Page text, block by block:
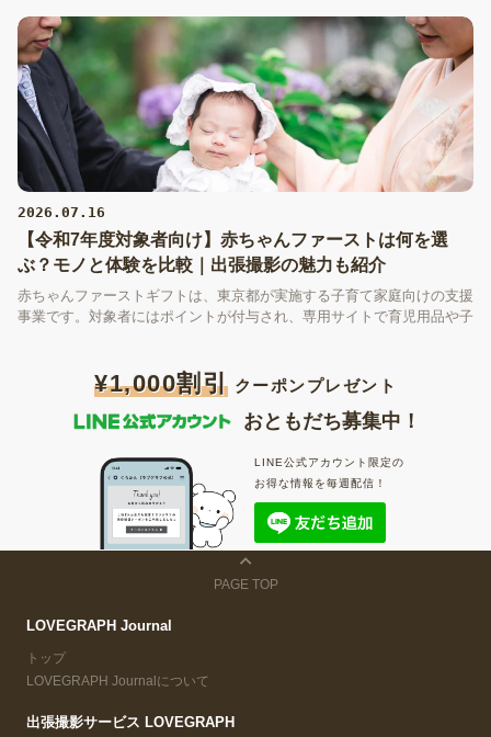
2026.07.16
【令和7年度対象者向け】赤ちゃんファーストは何を選
ぶ？モノと体験を比較｜出張撮影の魅力も紹介
赤ちゃんファーストギフトは、東京都が実施する子育て家庭向けの支援
事業です。対象者にはポイントが付与され、専用サイトで育児用品や子
験の違いを比較しながら、赤ちゃんファーストギフトの選び方と、選択
肢の一つである出張撮影の魅力を紹介します。
¥1,000割引 クーポンプレゼント
おともだち募集中！
LINE公式アカウント限定の
お得な情報を毎週配信！
PAGE TOP
LOVEGRAPH Journal
トップ
LOVEGRAPH Journalについて
出張撮影サービス LOVEGRAPH